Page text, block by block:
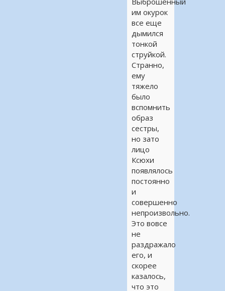
им окурок
все еще
дымился
тонкой
струйкой.
Странно,
ему
тяжело
было
вспомнить
образ
сестры,
но зато
лицо
Ксюхи
появлялось
постоянно
и
совершенно
непроизвольно.
Это вовсе
не
раздражало
его, и
скорее
казалось,
что это